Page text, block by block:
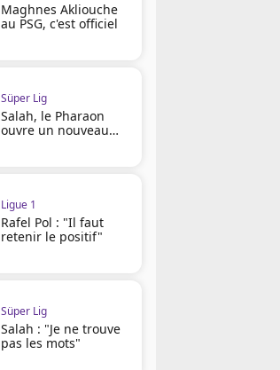
Maghnes Akliouche
au PSG, c'est officiel
Süper Lig
Salah, le Pharaon
ouvre un nouveau
Ligue 1
Rafel Pol : "Il faut
retenir le positif"
Süper Lig
Salah : "Je ne trouve
pas les mots"